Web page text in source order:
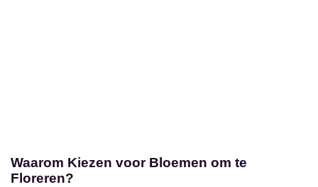
Waarom Kiezen voor Bloemen om te
Floreren?